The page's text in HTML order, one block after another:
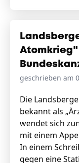
geschrieben am
Die
bekannt als
wendet sich
mit einem
In einem
gegen eine